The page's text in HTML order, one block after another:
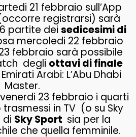
21 febbraio sull’App
registrarsi) sarà
partite dei sedicesimi di
mercoledi 22 febbraio
febbraio sarà possibile
degli ottavi di finale
Arabi: L’Abu Dhabi
Master.
23 febbraio i quarti
in TV (o su Sky
di Sky Sport sia per la
che quella femminile.